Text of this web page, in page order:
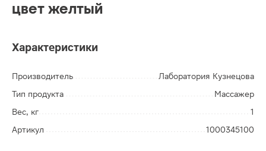
цвет желтый
Характеристики
Производитель
Лаборатория Кузнецова
Тип продукта
Массажер
Вес, кг
1
Артикул
1000345100